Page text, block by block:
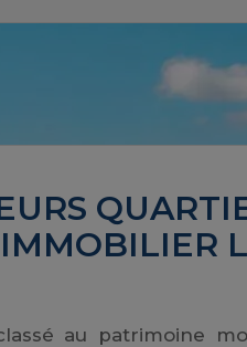
au patrimoine